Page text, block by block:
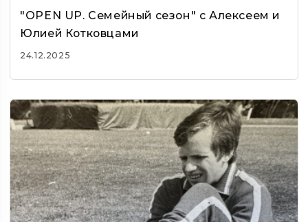
"OPEN UP. Семейный сезон" с Алексеем и
Юлией Котковцами
24.12.2025